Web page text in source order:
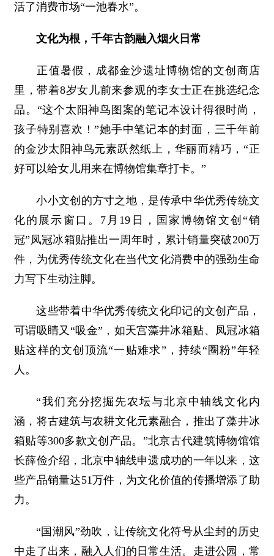
活了消费市场“一池春水”。
文化为根，千年古韵融入烟火日常
正值暑假，成都金沙遗址博物馆的文创商店
里，带着8岁女儿前来参观的李女士正在挑选纪念
品。“这个太阳神鸟图案的笔记本设计得很时尚，
孩子特别喜欢！”她手中笔记本的封面，三千年前
的金沙太阳神鸟元素跃然纸上，华丽而精巧，“正
好可以给女儿用来在博物馆集章打卡。”
小小文创的方寸之地，是传承中华优秀传统文
化的展示窗口。7月19日，国家博物馆文创“销
冠”凤冠冰箱贴推出一周年时，累计销量突破200万
件，为优秀传统文化在当代文化消费中的强劲生命
力写下生动注脚。
这些带着中华优秀传统文化印记的文创产品，
可谓吸睛又“吸金”，如天宫藻井冰箱贴、凤冠冰箱
贴这样的文创顶流“一贴难求”，持续“圈粉”年轻
人。
“我们充分挖掘先农坛与北京中轴线文化内
涵，将古建筑与农耕文化元素融合，推出了藻井冰
箱贴等300多款文创产品。”北京古代建筑博物馆馆
长薛俭介绍，北京中轴线申遗成功的一年以来，这
些产品销量达51万件，为文化价值的传播增添了助
力。
“国潮风”劲吹，让传统文化符号从尘封的历史
中走了出来，融入人们的日常生活。走进公园，常